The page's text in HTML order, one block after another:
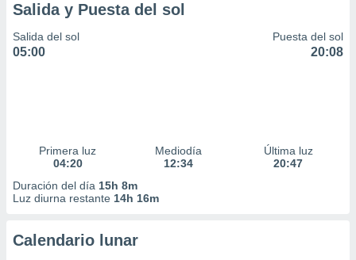
Salida y Puesta del sol
Salida del sol
05:00
Puesta del sol
20:08
Primera luz
04:20
Mediodía
12:34
Última luz
20:47
Duración del día 15h 8m
Luz diurna restante 14h 16m
Calendario lunar